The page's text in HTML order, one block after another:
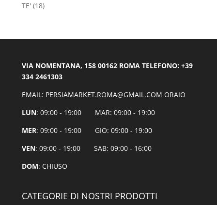
TE' (18)
VIA NOMENTANA, 158 00162 ROMA TELEFONO: +39
334 2461303
EMAIL: PERSIAMARKET.ROMA@GMAIL.COM ORAIO
LUN: 09:00 - 19:00 MAR: 09:00 - 19:00
MER: 09:00 - 19:00 GIO: 09:00 - 19:00
VEN: 09:00 - 19:00 SAB: 09:00 - 16:00
DOM: CHIUSO
CATEGORIE DI NOSTRI PRODOTTI